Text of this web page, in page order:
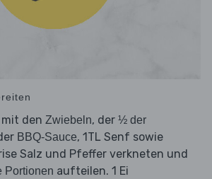
mit den Zwiebeln, der ½ der
BBQ-Sauce, 1TL Senf sowie
Salz und Pfeffer verkneten und
Portionen aufteilen. 1 Ei